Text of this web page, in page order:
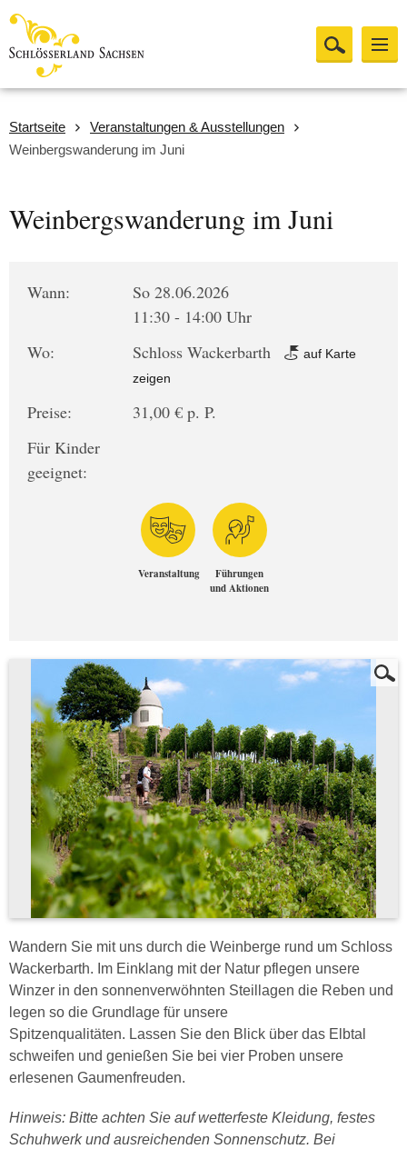
Startseite
Veranstaltungen & Ausstellungen
Weinbergswanderung im Juni
Weinbergswanderung im Juni
Wann:
So 28.06.2026
11:30 - 14:00 Uhr
Wo:
Schloss Wackerbarth
auf Karte
zeigen
Preise:
31,00 € p. P.
Für Kinder
geeignet:
Veranstaltung
Führungen
und Aktionen
Wandern Sie mit uns durch die Weinberge rund um Schloss
Wackerbarth. Im Einklang mit der Natur pflegen unsere
Winzer in den sonnenverwöhnten Steillagen die Reben und
legen so die Grundlage für unsere
Spitzenqualitäten. Lassen Sie den Blick über das Elbtal
schweifen und genießen Sie bei vier Proben unsere
erlesenen Gaumenfreuden.
Hinweis: Bitte achten Sie auf wetterfeste Kleidung, festes
Schuhwerk und ausreichenden Sonnenschutz. Bei